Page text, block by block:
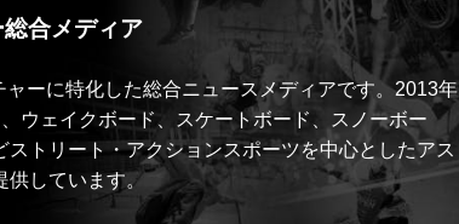
合メディア
ーに特化した総合ニュースメディアです。2013年
ウェイクボード、スケートボード、スノーボー
トリート・アクションスポーツを中心としたアス
供しています。